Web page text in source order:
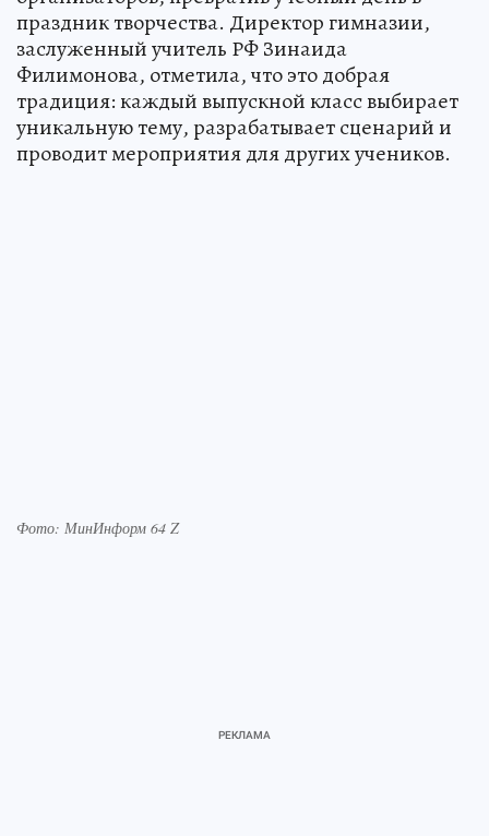
праздник творчества. Директор гимназии,
заслуженный учитель РФ Зинаида
Филимонова, отметила, что это добрая
традиция: каждый выпускной класс выбирает
уникальную тему, разрабатывает сценарий и
проводит мероприятия для других учеников.
Фото: МинИнформ 64 Z